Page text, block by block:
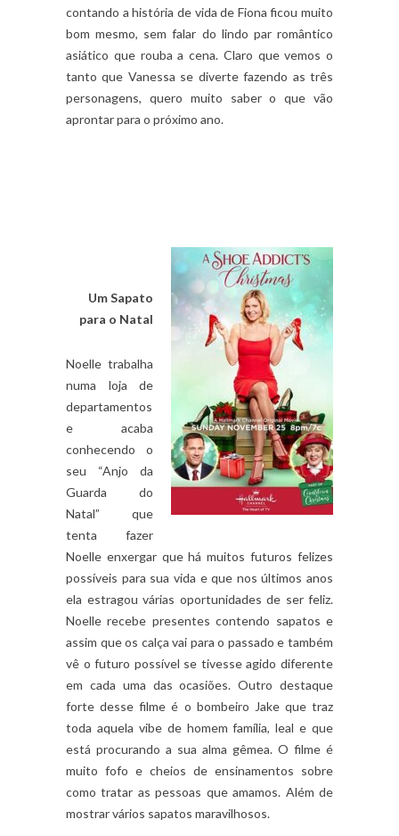
contando a história de vida de Fiona ficou muito
bom mesmo, sem falar do lindo par romântico
asiático que rouba a cena. Claro que vemos o
tanto que Vanessa se diverte fazendo as três
personagens, quero muito saber o que vão
aprontar para o próximo ano.
Um Sapato
para o Natal
Noelle trabalha
numa loja de
departamentos
e acaba
conhecendo o
seu “Anjo da
Guarda do
Natal” que
tenta fazer
Noelle enxergar que há muitos futuros felizes
possíveis para sua vida e que nos últimos anos
ela estragou várias oportunidades de ser feliz.
Noelle recebe presentes contendo sapatos e
assim que os calça vai para o passado e também
vê o futuro possível se tivesse agido diferente
em cada uma das ocasiões. Outro destaque
forte desse filme é o bombeiro Jake que traz
toda aquela vibe de homem família, leal e que
está procurando a sua alma gêmea. O filme é
muito fofo e cheios de ensinamentos sobre
como tratar as pessoas que amamos. Além de
mostrar vários sapatos maravilhosos.